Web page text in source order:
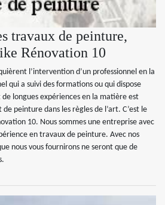
travaux de peinture,
Rénovation 10
l’intervention d’un professionnel en la
qui a suivi des formations ou qui dispose
longues expériences en la matière est
peinture dans les règles de l’art. C’est le
10. Nous sommes une entreprise avec
en travaux de peinture. Avec nos
nous vous fournirons ne seront que de